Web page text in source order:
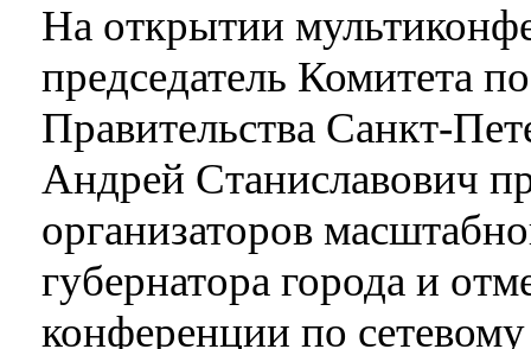
На открытии
председатель Комитета
Правительства Санкт-
Андрей Станиславович
организаторов
губернатора города и
конференции по